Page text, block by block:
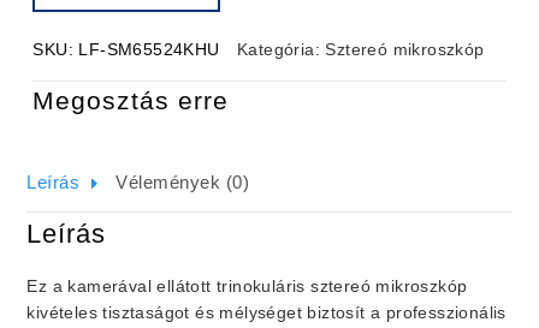
SKU: LF-SM65524KHU Kategória:Sztereó mikroszkóp
Megosztás erre
Leírás Vélemények (0)
Leírás
Ez a kamerával ellátott trinokuláris sztereó mikroszkóp
kivételes tisztaságot és mélységet biztosít a professzionális